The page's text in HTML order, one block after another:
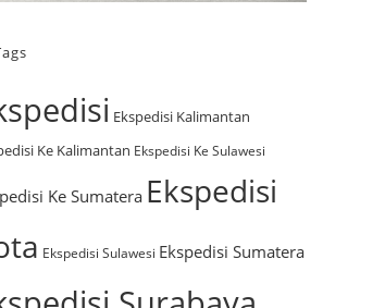
Ekspedisi Kalimantan
Ke Kalimantan Ekspedisi Ke Sulawesi
Ke Sumatera Ekspedisi
Ekspedisi Sulawesi Ekspedisi Sumatera